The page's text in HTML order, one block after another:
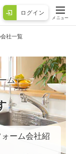
ログイン
メニュー
社一覧
ム
ーム会社紹